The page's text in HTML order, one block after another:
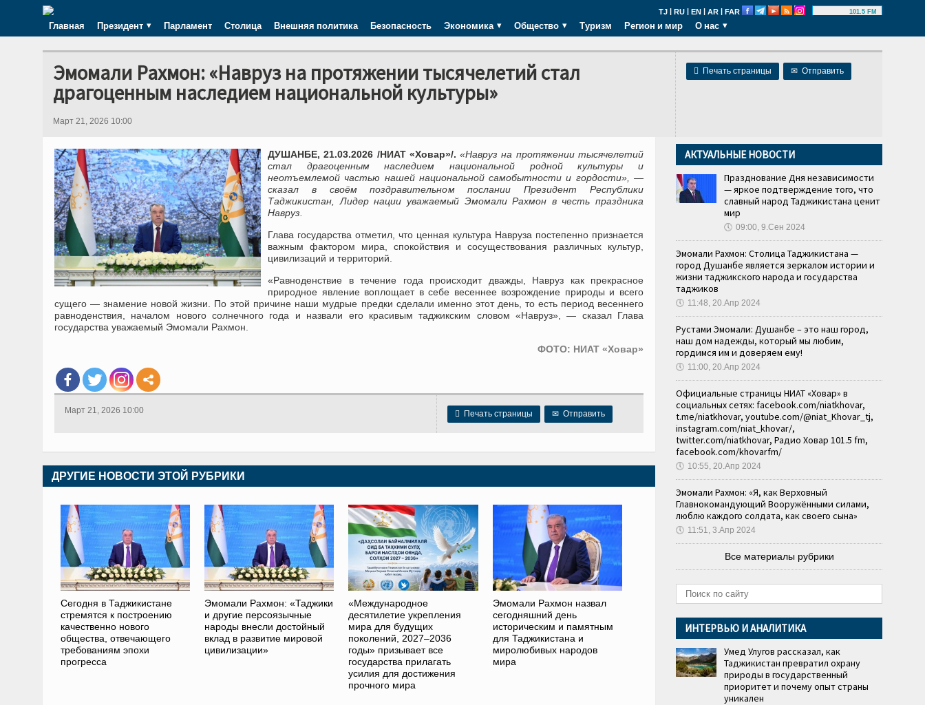
TJ | RU | EN | AR | FAR 101.5 FM
Главная Президент Парламент Столица Внешняя политика Безопасность Экономика Общество Туризм Регион и мир О нас
 Печать страницы ✉ Отправить
Эмомали Рахмон: «Навруз на протяжении тысячелетий стал
драгоценным наследием национальной культуры»
Март 21, 2026 10:00
ДУШАНБЕ, 21.03.2026 /НИАТ «Ховар»/. «Навруз на протяжении тысячелетий
стал драгоценным наследием национальной родной культуры и
неотъемлемой частью нашей национальной самобытности и гордости», —
сказал в своём поздравительном послании Президент Республики
Таджикистан, Лидер нации уважаемый Эмомали Рахмон в честь праздника
Навруз.
Глава государства отметил, что ценная культура Навруза постепенно признается
важным фактором мира, спокойствия и сосуществования различных культур,
цивилизаций и территорий.
«Равноденствие в течение года происходит дважды, Навруз как прекрасное
природное явление воплощает в себе весеннее возрождение природы и всего
сущего — знамение новой жизни. По этой причине наши мудрые предки сделали именно этот день, то есть период весеннего
равноденствия, началом нового солнечного года и назвали его красивым таджикским словом «Навруз», — сказал Глава
государства уважаемый Эмомали Рахмон.
ФОТО: НИАТ «Ховар»
 Печать страницы ✉ Отправить
Март 21, 2026 10:00
ДРУГИЕ НОВОСТИ ЭТОЙ РУБРИКИ
Сегодня в Таджикистане
стремятся к построению
качественно нового
общества, отвечающего
требованиям эпохи
прогресса
Эмомали Рахмон: «Таджики
и другие персоязычные
народы внесли достойный
вклад в развитие мировой
цивилизации»
«Международное
десятилетие укрепления
мира для будущих
поколений, 2027–2036
годы» призывает все
государства прилагать
усилия для достижения
прочного мира
Эмомали Рахмон назвал
сегодняшний день
историческим и памятным
для Таджикистана и
миролюбивых народов
мира
АКТУАЛЬНЫЕ НОВОСТИ
Празднование Дня независимости
— яркое подтверждение того, что
славный народ Таджикистана ценит
мир
🕔 09:00, 9.Сен 2024
Эмомали Рахмон: Столица Таджикистана —
город Душанбе является зеркалом истории и
жизни таджикского народа и государства
таджиков
🕔 11:48, 20.Апр 2024
Рустами Эмомали: Душанбе – это наш город,
наш дом надежды, который мы любим,
гордимся им и доверяем ему!
🕔 11:00, 20.Апр 2024
Официальные страницы НИАТ «Ховар» в
социальных сетях: facebook.com/niatkhovar,
t.me/niatkhovar, youtube.com/@niat_Khovar_tj,
instagram.com/niat_khovar/,
twitter.com/niatkhovar, Радио Ховар 101.5 fm,
facebook.com/khovarfm/
🕔 10:55, 20.Апр 2024
Эмомали Рахмон: «Я, как Верховный
Главнокомандующий Вооружёнными силами,
люблю каждого солдата, как своего сына»
🕔 11:51, 3.Апр 2024
Все материалы рубрики
ИНТЕРВЬЮ И АНАЛИТИКА
Умед Улугов рассказал, как
Таджикистан превратил охрану
природы в государственный
приоритет и почему опыт страны
уникален